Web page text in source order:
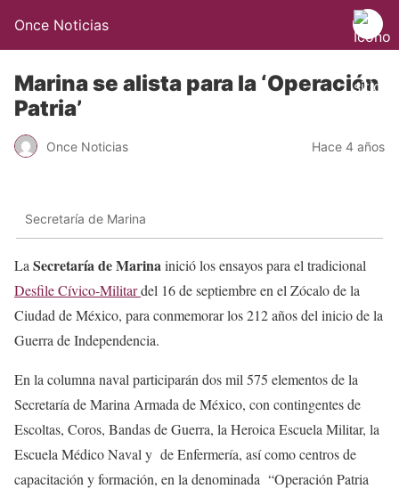
Once Noticias
Marina se alista para la ‘Operación
Patria’
Once Noticias Hace 4 años
Secretaría de Marina
La Secretaría de Marinainició los ensayos para el tradicional
Desfile Cívico-Militardel 16 de septiembre en el Zócalo de la
Ciudad de México, para conmemorar los 212 años del inicio de la
Guerra de Independencia.
En la columna naval participarán dos mil 575 elementos de la
Secretaría de Marina Armada de México, con contingentes de
Escoltas, Coros, Bandas de Guerra, la Heroica Escuela Militar, la
Escuela Médico Naval y de Enfermería, así como centros de
capacitación y formación, en la denominada “Operación Patria